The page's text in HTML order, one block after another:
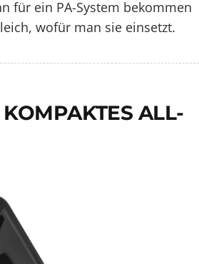
für ein PA-System bekommen
wofür man sie einsetzt.
ALL-